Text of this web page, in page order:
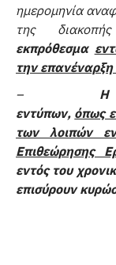
ημερομηνία
της
εκπρόθεσμα
την
– Η
εντύπων, όπως
των λοιπών
Επιθεώρησης
εντός του
επισύρουν